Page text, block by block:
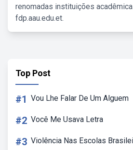
renomadas instituições
fdp.aau.edu.et.
Top Post
#1 Vou Lhe Falar De Um Alguem
#2 Você Me Usava Letra
#3 Violência Nas Escolas